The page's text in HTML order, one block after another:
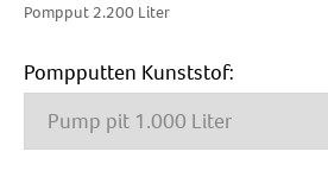
Pompput 2.200 Liter
Pompputten Kunststof: